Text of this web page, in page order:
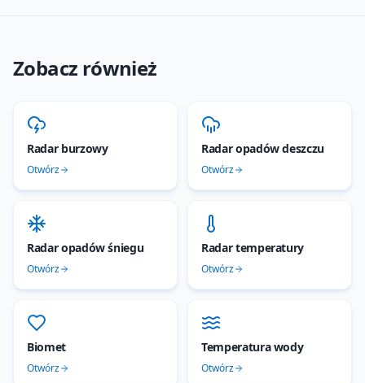
Zobacz również
Radar burzowy
Otwórz
Radar opadów deszczu
Otwórz
Radar opadów śniegu
Otwórz
Radar temperatury
Otwórz
Biomet
Otwórz
Temperatura wody
Otwórz